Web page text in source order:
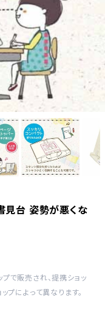
見台 姿勢が悪くな
で販売され、提携ショッ
プによって異なります。